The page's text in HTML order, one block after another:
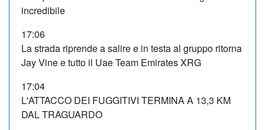
incredibile
17:06
La strada riprende a salire e in testa al gruppo ritorna
Jay Vine e tutto il Uae Team Emirates XRG
17:04
L'ATTACCO DEI FUGGITIVI TERMINA A 13,3 KM
DAL TRAGUARDO